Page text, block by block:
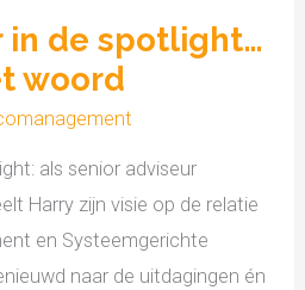
in de spotlight…
woord
als senior adviseur
Harry zijn visie op de relatie
en Systeemgerichte
naar de uitdagingen én